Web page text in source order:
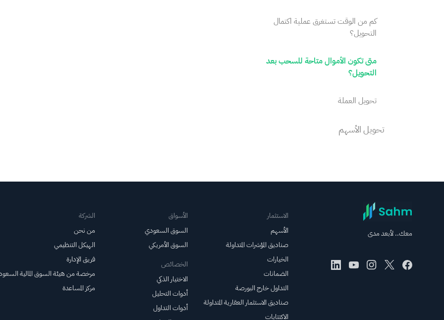
كم من الوقت تستغرق عملية اكتمال
التحويل؟
متى تكون الأموال متاحة للسحب بعد
التحويل؟
تحويل العملة
تحويل الأسهم
مجتمع سهم
معك.. لأبعد مدى
الاستثمار
الأسهم
صناديق المؤشرات المتداولة
الخيارات
الضمانات
التداول خارج البورصة
صناديق الاستثمار العقارية المتداولة
الاكتتابات
الأسواق
السوق السعودي
السوق الأمريكي
الخصائص
الاختيار الذكي
أدوات التحليل
أدوات التداول
الشركة
من نحن
الهيكل التنظيمي
فريق الإدارة
مرخصة من هيئة السوق المالية
مركز المساعدة